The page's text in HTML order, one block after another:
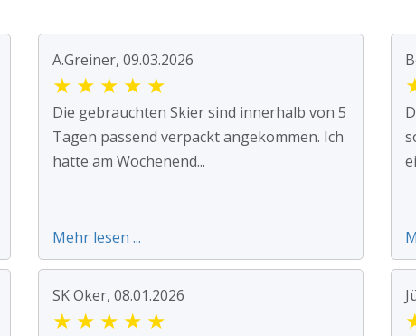
A.Greiner, 09.03.2026
★ ★ ★ ★ ★
Die gebrauchten Skier sind innerhalb von 5
Tagen passend verpackt angekommen. Ich
hatte am Wochenend...
Mehr lesen ...
SK Oker, 08.01.2026
★ ★ ★ ★ ★